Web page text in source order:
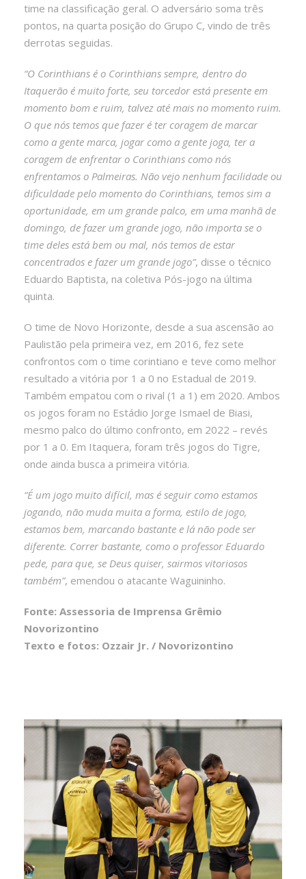
time na classificação geral. O adversário soma três
pontos, na quarta posição do Grupo C, vindo de três
derrotas seguidas.
“O Corinthians é o Corinthians sempre, dentro do
Itaquerão é muito forte, seu torcedor está presente em
momento bom e ruim, talvez até mais no momento ruim.
O que nós temos que fazer é ter coragem de marcar
como a gente marca, jogar como a gente joga, ter a
coragem de enfrentar o Corinthians como nós
enfrentamos o Palmeiras. Não vejo nenhum facilidade ou
dificuldade pelo momento do Corinthians, temos sim a
oportunidade, em um grande palco, em uma manhã de
domingo, de fazer um grande jogo, não importa se o
time deles está bem ou mal, nós temos de estar
concentrados e fazer um grande jogo”, disse o técnico
Eduardo Baptista, na coletiva Pós-jogo na última
quinta.
O time de Novo Horizonte, desde a sua ascensão ao
Paulistão pela primeira vez, em 2016, fez sete
confrontos com o time corintiano e teve como melhor
resultado a vitória por 1 a 0 no Estadual de 2019.
Também empatou com o rival (1 a 1) em 2020. Ambos
os jogos foram no Estádio Jorge Ismael de Biasi,
mesmo palco do último confronto, em 2022 – revés
por 1 a 0. Em Itaquera, foram três jogos do Tigre,
onde ainda busca a primeira vitória.
“É um jogo muito difícil, mas é seguir como estamos
jogando, não muda muita a forma, estilo de jogo,
estamos bem, marcando bastante e lá não pode ser
diferente. Correr bastante, como o professor Eduardo
pede, para que, se Deus quiser, sairmos vitoriosos
também”, emendou o atacante Waguininho.
Fonte: Assessoria de Imprensa Grêmio
Novorizontino
Texto e fotos: Ozzair Jr. / Novorizontino